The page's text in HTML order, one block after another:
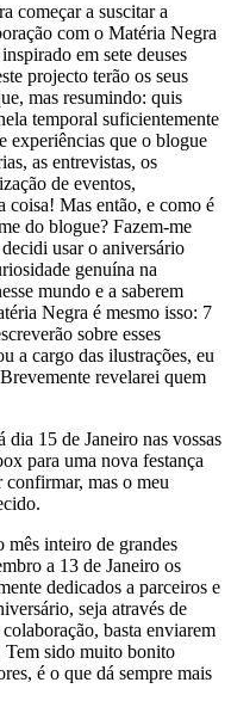
começar a suscitar a
com o Matéria Negra
em sete deuses
projecto terão os seus
mas resumindo: quis
temporal suficientemente
experiências que o blogue
as entrevistas, os
de eventos,
coisa! Mas então, e como é
do blogue? Fazem-me
usar o aniversário
genuína na
mundo e a saberem
Negra é mesmo isso: 7
sobre esses
a cargo das ilustrações, eu
revelarei quem
dia 15 de Janeiro nas vossas
para uma nova festança
confirmar, mas o meu
mês inteiro de grandes
a 13 de Janeiro os
dedicados a parceiros e
seja através de
basta enviarem
sido muito bonito
é o que dá sempre mais